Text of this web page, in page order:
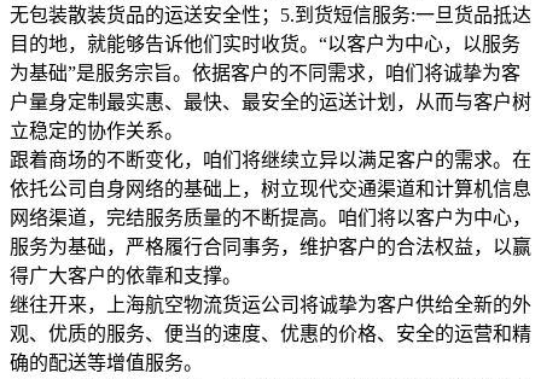
无包装散装货品的运送安全性；5.到货短信服务:一旦货品抵达
目的地，就能够告诉他们实时收货。“以客户为中心，以服务
为基础”是服务宗旨。依据客户的不同需求，咱们将诚挚为客
户量身定制最实惠、最快、最安全的运送计划，从而与客户树
立稳定的协作关系。
跟着商场的不断变化，咱们将继续立异以满足客户的需求。在
依托公司自身网络的基础上，树立现代交通渠道和计算机信息
网络渠道，完结服务质量的不断提高。咱们将以客户为中心，
服务为基础，严格履行合同事务，维护客户的合法权益，以赢
得广大客户的依靠和支撑。
继往开来，上海航空物流货运公司将诚挚为客户供给全新的外
观、优质的服务、便当的速度、优惠的价格、安全的运营和精
确的配送等增值服务。